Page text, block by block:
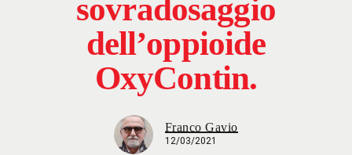
sovradosaggio
dell’oppioide
OxyContin.
Franco Gavio
12/03/2021